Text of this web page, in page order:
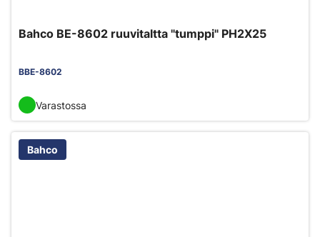
Bahco BE-8602 ruuvitaltta "tumppi" PH2X25
BBE-8602
Varastossa
Bahco